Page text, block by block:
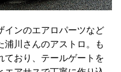
ンのエアロパーツなど
川さんのアストロ。も
ており、テールゲートを